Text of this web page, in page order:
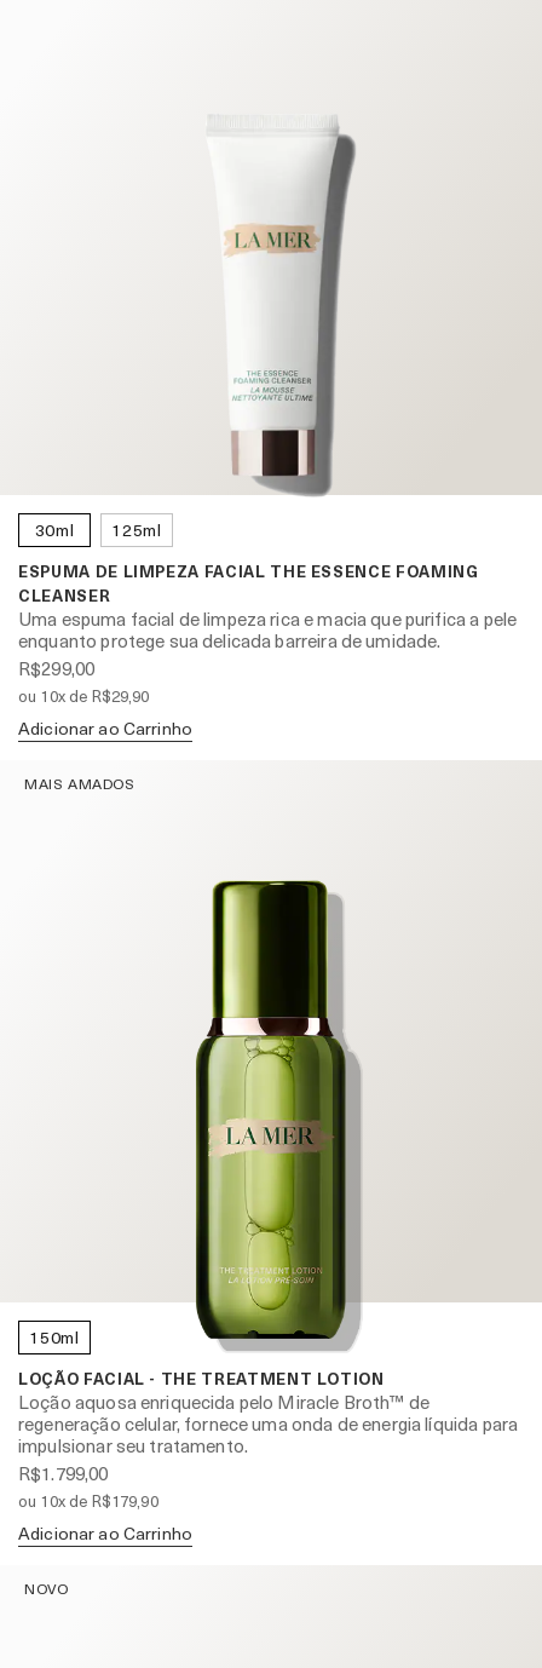
30ml 125ml
ESPUMA DE LIMPEZA FACIAL THE ESSENCE FOAMING
CLEANSER
Uma espuma facial de limpeza rica e macia que purifica a pele
enquanto protege sua delicada barreira de umidade.
R$299,00
ou 10x de R$29,90
Adicionar ao Carrinho
MAIS AMADOS
150ml
LOÇÃO FACIAL - THE TREATMENT LOTION
Loção aquosa enriquecida pelo Miracle Broth™ de
regeneração celular, fornece uma onda de energia líquida para
impulsionar seu tratamento.
R$1.799,00
ou 10x de R$179,90
Adicionar ao Carrinho
NOVO